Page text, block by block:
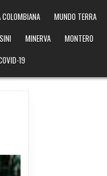
COLOMBIANA MUNDO TERRA
MINERVA MONTERO
19